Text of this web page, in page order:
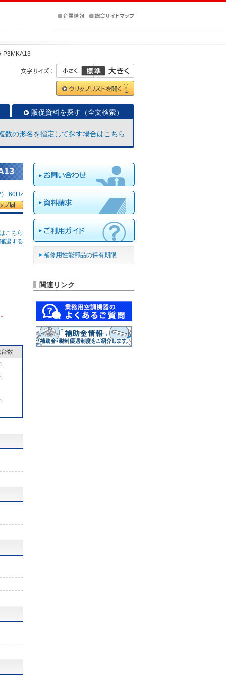
P3MKA13
販促資料を探す（全文検索）
数の形名を指定して探す場合はこちら
60Hz
こちら
認する
数
補修用性能部品の保有期限
関連リンク